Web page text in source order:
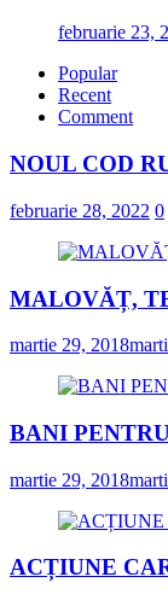
februarie 23,
Popular
Recent
Comment
NOUL COD
februarie 28, 2022 0
MALOVĂȚ,
martie 29, 2018
BANI
martie 29, 2018
ACȚIUNE